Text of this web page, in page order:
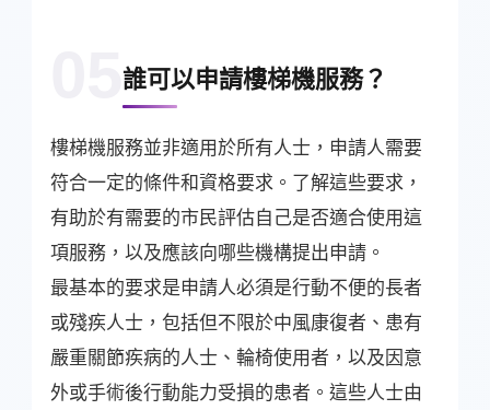
05誰可以申請樓梯機服務？
樓梯機服務並非適用於所有人士，申請人需要
符合一定的條件和資格要求。了解這些要求，
有助於有需要的市民評估自己是否適合使用這
項服務，以及應該向哪些機構提出申請。
最基本的要求是申請人必須是行動不便的長者
或殘疾人士，包括但不限於中風康復者、患有
嚴重關節疾病的人士、輪椅使用者，以及因意
外或手術後行動能力受損的患者。這些人士由